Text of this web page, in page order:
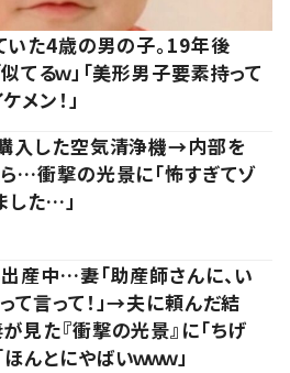
いた4歳の男の子。19年後
るｗ」「美形男子要素持って
メン！」
入した空気清浄機→内部を
…衝撃の光景に「怖すぎてゾ
した…」
産中…妻「助産師さんに、い
て言って！」→夫に頼んだ結
た『衝撃の光景』に「ちげ
ほんとにやばいｗｗｗ」